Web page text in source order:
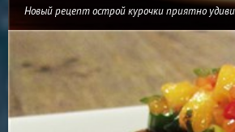
Новый рецепт острой курочки приятно